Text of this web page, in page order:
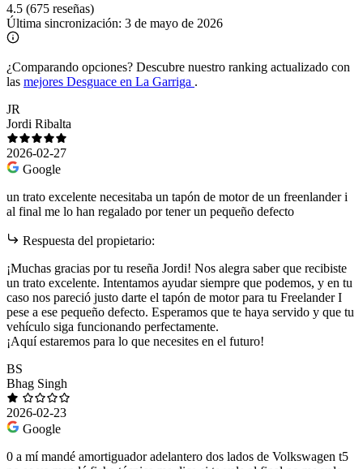
4.5 (675 reseñas)
Última sincronización: 3 de mayo de 2026
¿Comparando opciones? Descubre nuestro ranking actualizado con
las mejores Desguace en La Garriga .
JR
Jordi Ribalta
2026-02-27
Google
un trato excelente necesitaba un tapón de motor de un freenlander i
al final me lo han regalado por tener un pequeño defecto
Respuesta del propietario:
¡Muchas gracias por tu reseña Jordi! Nos alegra saber que recibiste
un trato excelente. Intentamos ayudar siempre que podemos, y en tu
caso nos pareció justo darte el tapón de motor para tu Freelander I
pese a ese pequeño defecto. Esperamos que te haya servido y que tu
vehículo siga funcionando perfectamente.
¡Aquí estaremos para lo que necesites en el futuro!
BS
Bhag Singh
2026-02-23
Google
0 a mí mandé amortiguador adelantero dos lados de Volkswagen t5